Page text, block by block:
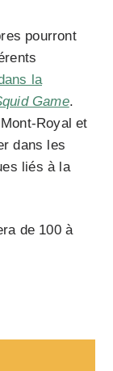
pourront
la
Game.
Royal et
dans les
liés à la
de 100 à